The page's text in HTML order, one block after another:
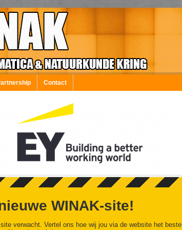
Contact
WINAK-site!
verwacht. Vertel ons hoe wij jou via de website het beste